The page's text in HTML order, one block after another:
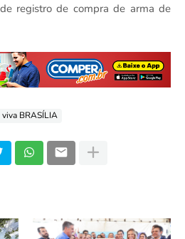
registro de compra de arma de
viva BRASÍLIA